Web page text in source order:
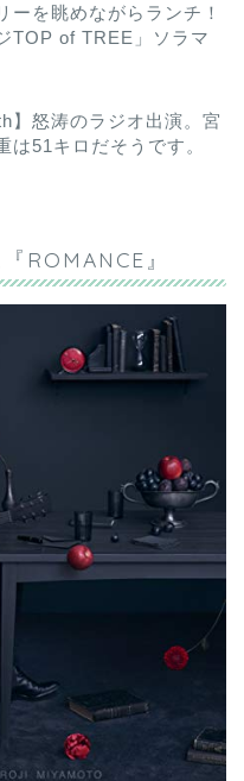
ーを眺めながらランチ！
TOP of TREE」ソラマ
】怒涛のラジオ出演。宮
は51キロだそうです。
ROMANCE』